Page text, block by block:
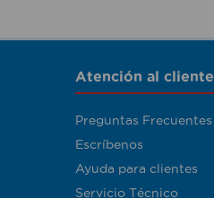
Atención al cliente
Preguntas Frecuentes
Escríbenos
Ayuda para clientes
Servicio Técnico